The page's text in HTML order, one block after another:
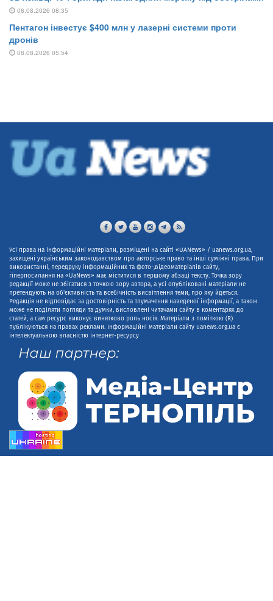
Усі права на інформаційні матеріали, розміщені на сайті «UANews» / uanews.org.ua,
захищені українським законодавством про авторське право та інші суміжні права. При
використанні, передруку інформаційних та фото-,відеоматеріалів сайту,
гіперпосилання на «UaNews» має міститися в першому абзаці тексту. Точка зору
редакції може не збігатися з точкою зору автора, а усі опубліковані матеріали не
претендують на об'єктивність та всебічність висвітлення теми, про яку йдеться.
Редакція не відповідає за достовірність та тлумачення наведеної інформації, а також
може не поділяти погляди та думки, висловлені читачами сайту в коментарях до
статей, а сам ресурс виконує винятково роль носія. Матеріали з поміткою (R)
публікуються на правах реклами. Інформаційні матеріали сайту uanews.org.ua є
інтелектуальною власністю інтернет-ресурсу